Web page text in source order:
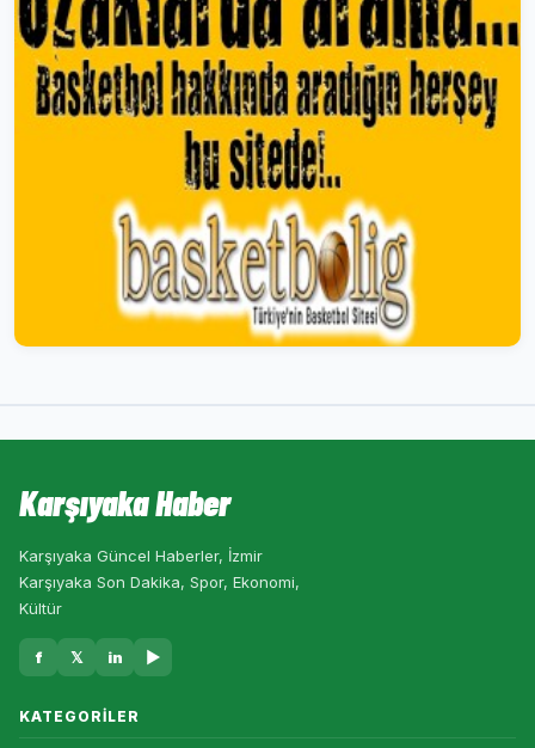
Karşıyaka Haber
Karşıyaka Güncel Haberler, İzmir
Karşıyaka Son Dakika, Spor, Ekonomi,
Kültür
f 𝕏 in ▶
KATEGORILER